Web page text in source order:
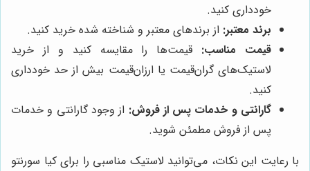
خودداری کنید.
برند معتبر: از برندهای معتبر و شناخته شده خرید کنید.
قیمت مناسب: قیمت‌ها را مقایسه کنید و از خرید
لاستیک‌های گران‌قیمت یا ارزان‌قیمت بیش از حد خودداری
کنید.
گارانتی و خدمات پس از فروش: از وجود گارانتی و خدمات
پس از فروش مطمئن شوید.
با رعایت این نکات، می‌توانید لاستیک مناسبی را برای کیا سورنتو